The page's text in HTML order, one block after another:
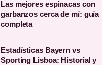
Las mejores espinacas con
garbanzos cerca de mí: guía
completa
Estadísticas Bayern vs
Sporting Lisboa: Historial y